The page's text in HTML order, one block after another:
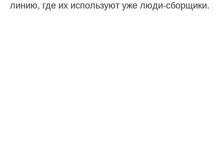
линию, где их используют уже люди-сборщики.